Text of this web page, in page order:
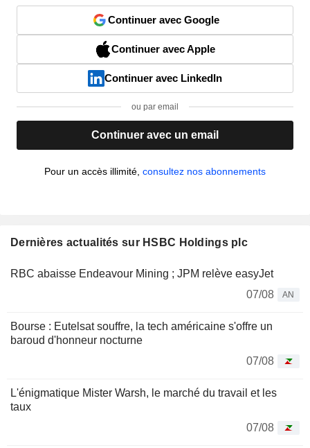
Continuer avec Google
Continuer avec Apple
Continuer avec LinkedIn
ou par email
Continuer avec un email
Pour un accès illimité, consultez nos abonnements
Dernières actualités sur HSBC Holdings plc
RBC abaisse Endeavour Mining ; JPM relève easyJet
07/08
AN
Bourse : Eutelsat souffre, la tech américaine s'offre un
baroud d'honneur nocturne
07/08
L'énigmatique Mister Warsh, le marché du travail et les
taux
07/08